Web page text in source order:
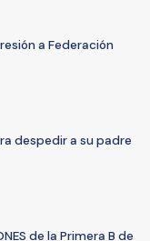
a Federación
despedir a su padre
de la Primera B de